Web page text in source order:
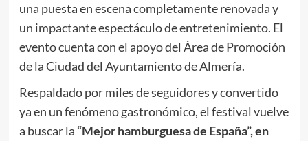
una puesta en escena completamente renovada y
un impactante espectáculo de entretenimiento. El
evento cuenta con el apoyo del Área de Promoción
de la Ciudad del Ayuntamiento de Almería.
Respaldado por miles de seguidores y convertido
ya en un fenómeno gastronómico, el festival vuelve
a buscar la “Mejor hamburguesa de España”, en